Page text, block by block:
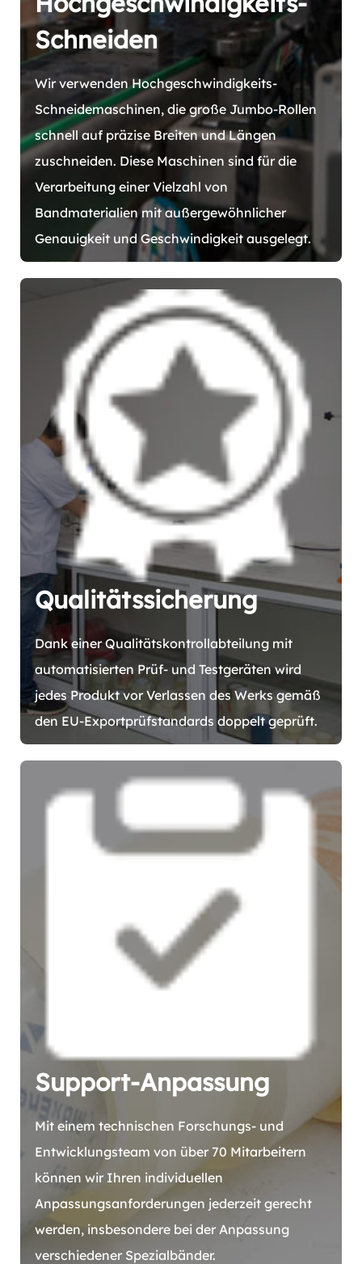
Schneiden
Wir verwenden Hochgeschwindigkeits-
Schneidemaschinen, die große Jumbo-Rollen
schnell auf präzise Breiten und Längen
zuschneiden. Diese Maschinen sind für die
Verarbeitung einer Vielzahl von
Bandmaterialien mit außergewöhnlicher
Genauigkeit und Geschwindigkeit ausgelegt.
Qualitätssicherung
Dank einer Qualitätskontrollabteilung mit
automatisierten Prüf- und Testgeräten wird
jedes Produkt vor Verlassen des Werks gemäß
den EU-Exportprüfstandards doppelt geprüft.
Support-Anpassung
Mit einem technischen Forschungs- und
Entwicklungsteam von über 70 Mitarbeitern
können wir Ihren individuellen
Anpassungsanforderungen jederzeit gerecht
werden, insbesondere bei der Anpassung
verschiedener Spezialbänder.